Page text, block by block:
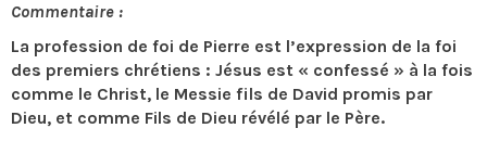
Commentaire :
La profession de foi de Pierre est l’expression de la foi
des premiers chrétiens : Jésus est « confessé » à la fois
comme le Christ, le Messie fils de David promis par
Dieu, et comme Fils de Dieu révélé par le Père.